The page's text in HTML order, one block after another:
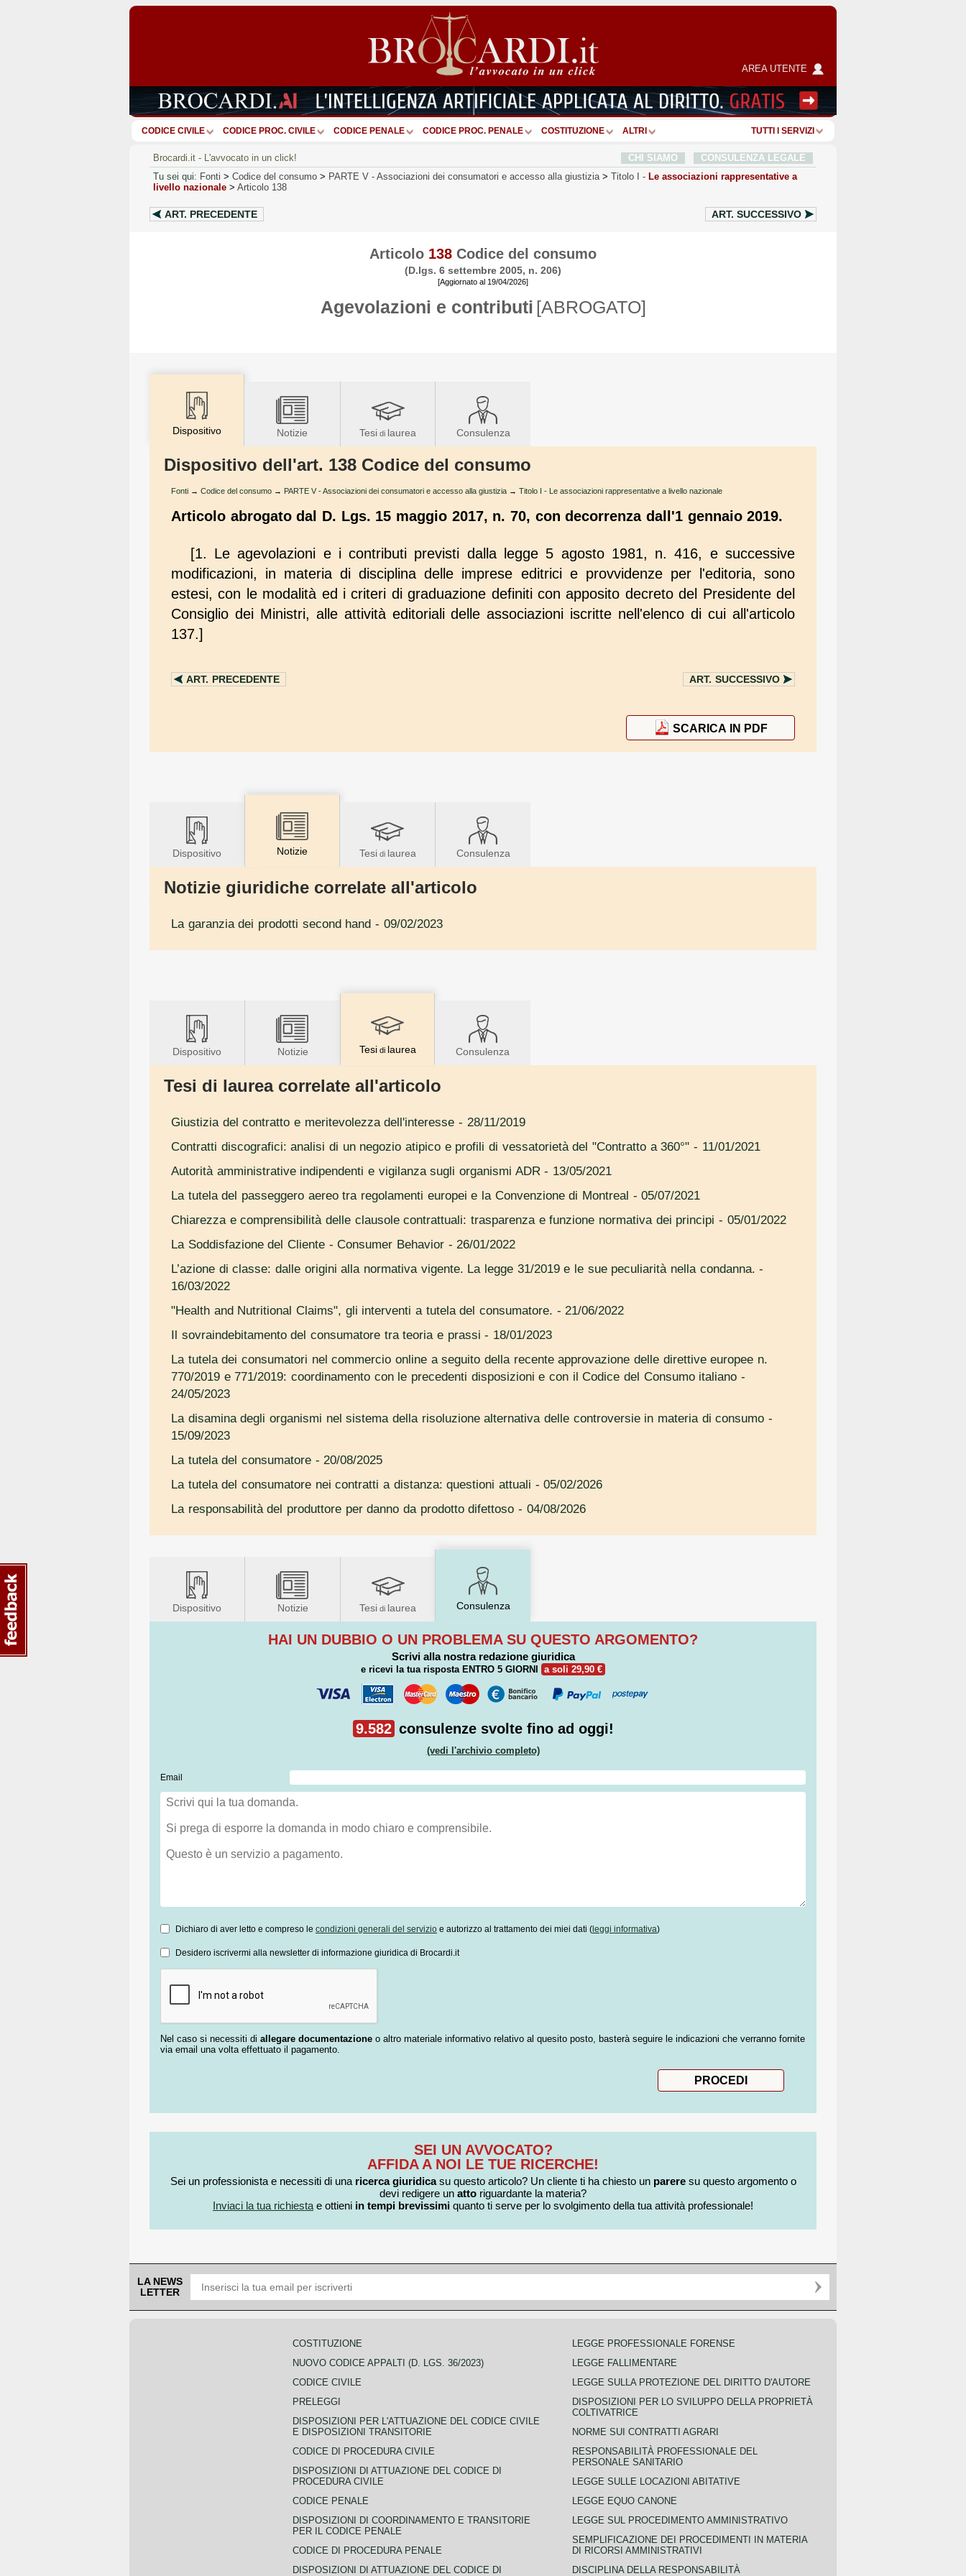
AREA UTENTE
CODICE CIVILE CODICE PROC. CIVILE CODICE PENALE CODICE PROC. PENALE COSTITUZIONE ALTRI TUTTI I SERVIZI
Brocardi.it - L'avvocato in un click! CHI SIAMO
CONSULENZA LEGALE
Tu sei qui: Fonti > Codice del consumo > PARTE V - Associazioni dei consumatori e accesso alla giustizia > Titolo I - Le associazioni rappresentative a
livello nazionale > Articolo 138
ART. PRECEDENTE ART. SUCCESSIVO
Articolo 138 Codice del consumo
(D.lgs. 6 settembre 2005, n. 206)
[Aggiornato al 19/04/2026]
Agevolazioni e contributi [ABROGATO]
Dispositivo Notizie Tesi di laurea Consulenza
Dispositivo dell'art. 138 Codice del consumo
Fonti → Codice del consumo → PARTE V - Associazioni dei consumatori e accesso alla giustizia → Titolo I - Le associazioni rappresentative a livello nazionale
Articolo abrogato dal D. Lgs. 15 maggio 2017, n. 70, con decorrenza dall'1 gennaio 2019.
[1. Le agevolazioni e i contributi previsti dalla legge 5 agosto 1981, n. 416, e successive
modificazioni, in materia di disciplina delle imprese editrici e provvidenze per l'editoria, sono
estesi, con le modalità ed i criteri di graduazione definiti con apposito decreto del Presidente del
Consiglio dei Ministri, alle attività editoriali delle associazioni iscritte nell'elenco di cui all'articolo
137.]
ART. PRECEDENTE ART. SUCCESSIVO
SCARICA IN PDF
Dispositivo Notizie Tesidi laurea Consulenza
Notizie giuridiche correlate all'articolo
La garanzia dei prodotti second hand - 09/02/2023
Dispositivo Notizie Tesidi laurea Consulenza
Tesi di laurea correlate all'articolo
Giustizia del contratto e meritevolezza dell'interesse - 28/11/2019
Contratti discografici: analisi di un negozio atipico e profili di vessatorietà del "Contratto a 360°" - 11/01/2021
Autorità amministrative indipendenti e vigilanza sugli organismi ADR - 13/05/2021
La tutela del passeggero aereo tra regolamenti europei e la Convenzione di Montreal - 05/07/2021
Chiarezza e comprensibilità delle clausole contrattuali: trasparenza e funzione normativa dei principi - 05/01/2022
La Soddisfazione del Cliente - Consumer Behavior - 26/01/2022
L’azione di classe: dalle origini alla normativa vigente. La legge 31/2019 e le sue peculiarità nella condanna. -
16/03/2022
"Health and Nutritional Claims", gli interventi a tutela del consumatore. - 21/06/2022
Il sovraindebitamento del consumatore tra teoria e prassi - 18/01/2023
La tutela dei consumatori nel commercio online a seguito della recente approvazione delle direttive europee n.
770/2019 e 771/2019: coordinamento con le precedenti disposizioni e con il Codice del Consumo italiano -
24/05/2023
La disamina degli organismi nel sistema della risoluzione alternativa delle controversie in materia di consumo -
15/09/2023
La tutela del consumatore - 20/08/2025
La tutela del consumatore nei contratti a distanza: questioni attuali - 05/02/2026
La responsabilità del produttore per danno da prodotto difettoso - 04/08/2026
Dispositivo Notizie Tesi di laurea Consulenza
HAI UN DUBBIO O UN PROBLEMA SU QUESTO ARGOMENTO?
Scrivi alla nostra redazione giuridica
e ricevi la tua risposta ENTRO 5 GIORNI a soli 29,90 €
9.582 consulenze svolte fino ad oggi!
(vedi l'archivio completo)
Email
Dichiaro di aver letto e compreso le condizioni generali del servizio e autorizzo al trattamento dei miei dati (leggi informativa)
Desidero iscrivermi alla newsletter di informazione giuridica di Brocardi.it
Nel caso si necessiti di allegare documentazione o altro materiale informativo relativo al quesito posto, basterà seguire le indicazioni che verranno fornite
via email una volta effettuato il pagamento.
SEI UN AVVOCATO?
AFFIDA A NOI LE TUE RICERCHE!
Sei un professionista e necessiti di una ricerca giuridicasu questo articolo? Un cliente ti ha chiesto un pareresu questo argomento o
devi redigere un atto riguardante la materia?
Inviaci la tua richiesta e ottieni in tempi brevissimi quanto ti serve per lo svolgimento della tua attività professionale!
LA NEWS
LETTER
COSTITUZIONE
NUOVO CODICE APPALTI (D. LGS. 36/2023)
CODICE CIVILE
PRELEGGI
DISPOSIZIONI PER L'ATTUAZIONE DEL CODICE CIVILE
E DISPOSIZIONI TRANSITORIE
CODICE DI PROCEDURA CIVILE
DISPOSIZIONI DI ATTUAZIONE DEL CODICE DI
PROCEDURA CIVILE
CODICE PENALE
DISPOSIZIONI DI COORDINAMENTO E TRANSITORIE
PER IL CODICE PENALE
CODICE DI PROCEDURA PENALE
DISPOSIZIONI DI ATTUAZIONE DEL CODICE DI
LEGGE PROFESSIONALE FORENSE
LEGGE FALLIMENTARE
LEGGE SULLA PROTEZIONE DEL DIRITTO D'AUTORE
DISPOSIZIONI PER LO SVILUPPO DELLA PROPRIETÀ
COLTIVATRICE
NORME SUI CONTRATTI AGRARI
RESPONSABILITÀ PROFESSIONALE DEL
PERSONALE SANITARIO
LEGGE SULLE LOCAZIONI ABITATIVE
LEGGE EQUO CANONE
LEGGE SUL PROCEDIMENTO AMMINISTRATIVO
SEMPLIFICAZIONE DEI PROCEDIMENTI IN MATERIA
DI RICORSI AMMINISTRATIVI
DISCIPLINA DELLA RESPONSABILITÀ